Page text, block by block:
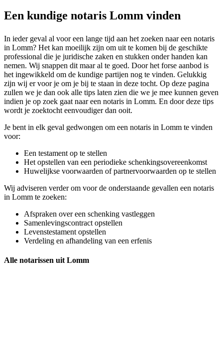
Een kundige notaris Lomm vinden
In ieder geval al voor een lange tijd aan het zoeken naar een notaris
in Lomm? Het kan moeilijk zijn om uit te komen bij de geschikte
professional die je juridische zaken en stukken onder handen kan
nemen. Wij snappen dit maar al te goed. Door het forse aanbod is
het ingewikkeld om de kundige partijen nog te vinden. Gelukkig
zijn wij er voor je om je bij te staan in deze tocht. Op deze pagina
zullen we je dan ook alle tips laten zien die we je mee kunnen geven
indien je op zoek gaat naar een notaris in Lomm. En door deze tips
wordt je zoektocht eenvoudiger dan ooit.
Je bent in elk geval gedwongen om een notaris in Lomm te vinden
voor:
Een testament op te stellen
Het opstellen van een periodieke schenkingsovereenkomst
Huwelijkse voorwaarden of partnervoorwaarden op te stellen
Wij adviseren verder om voor de onderstaande gevallen een notaris
in Lomm te zoeken:
Afspraken over een schenking vastleggen
Samenlevingscontract opstellen
Levenstestament opstellen
Verdeling en afhandeling van een erfenis
Alle notarissen uit Lomm